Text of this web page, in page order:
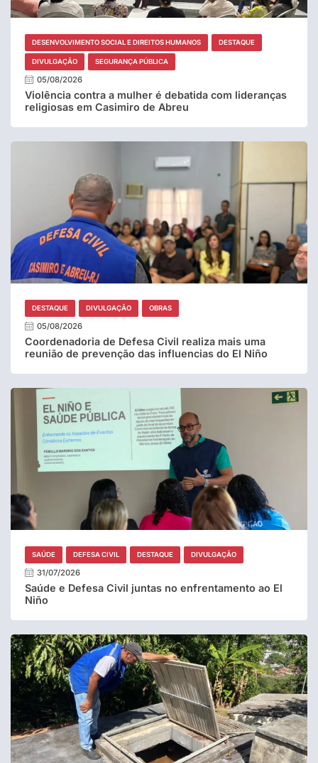
DESENVOLVIMENTO SOCIAL E DIREITOS HUMANOS DESTAQUE
DIVULGAÇÃO SEGURANÇA PÚBLICA
05/08/2026
Violência contra a mulher é debatida com lideranças
religiosas em Casimiro de Abreu
DESTAQUE DIVULGAÇÃO OBRAS
05/08/2026
Coordenadoria de Defesa Civil realiza mais uma
reunião de prevenção das influencias do El Niño
SAÚDE DEFESA CIVIL DESTAQUE DIVULGAÇÃO
31/07/2026
Saúde e Defesa Civil juntas no enfrentamento ao El
Niño